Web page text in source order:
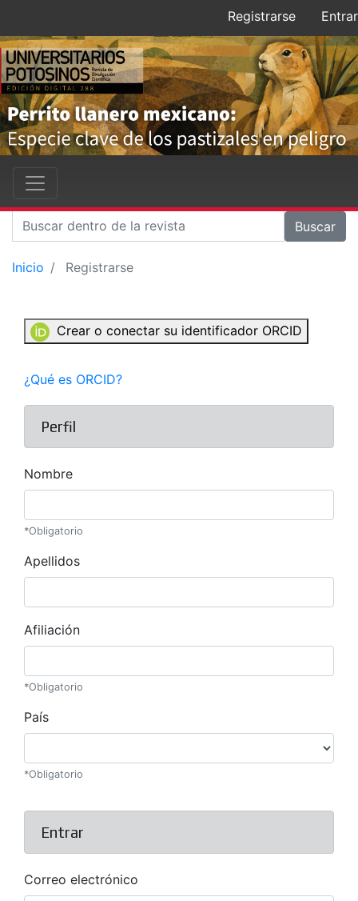
Registrarse Entrar
Buscar
Inicio Registrarse
Crear o conectar su identificador ORCID
¿Qué es ORCID?
Perfil
Nombre
*Obligatorio
Apellidos
Afiliación
*Obligatorio
País
*Obligatorio
Entrar
Correo electrónico